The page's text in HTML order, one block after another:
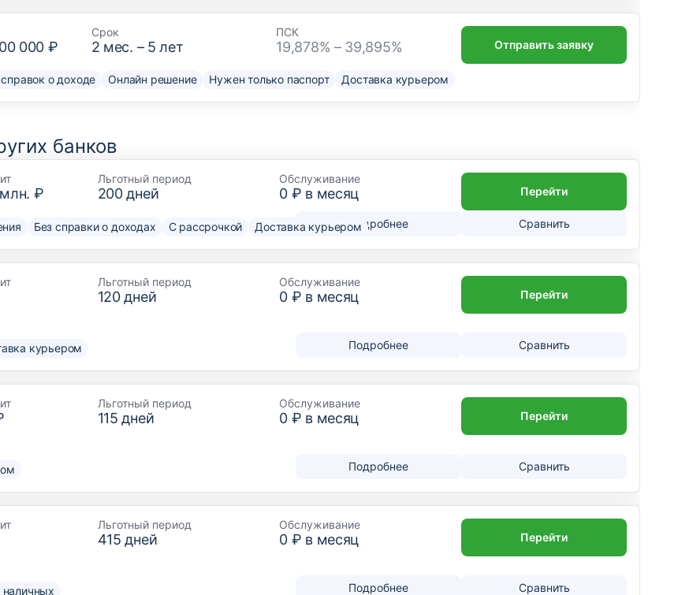
000 ₽
Срок
2 мес. – 5 лет
ПСК
19,878% – 39,895%
о доходе Онлайн решение Нужен только паспорт Доставка курьером
Отправить заявку
банков
₽
Льготный период
200дней
Обслуживание
0 ₽ в месяц
Без справки о доходах С рассрочкой Доставка курьеромПодробнее Сравнить
Перейти
Льготный период
120дней
Обслуживание
0 ₽ в месяц
курьером Подробнее Сравнить
Перейти
Льготный период
115 дней
Обслуживание
0 ₽ в месяц
Подробнее Сравнить
Перейти
Льготный период
415 дней
Обслуживание
0 ₽ в месяц
наличных Подробнее Сравнить
Перейти